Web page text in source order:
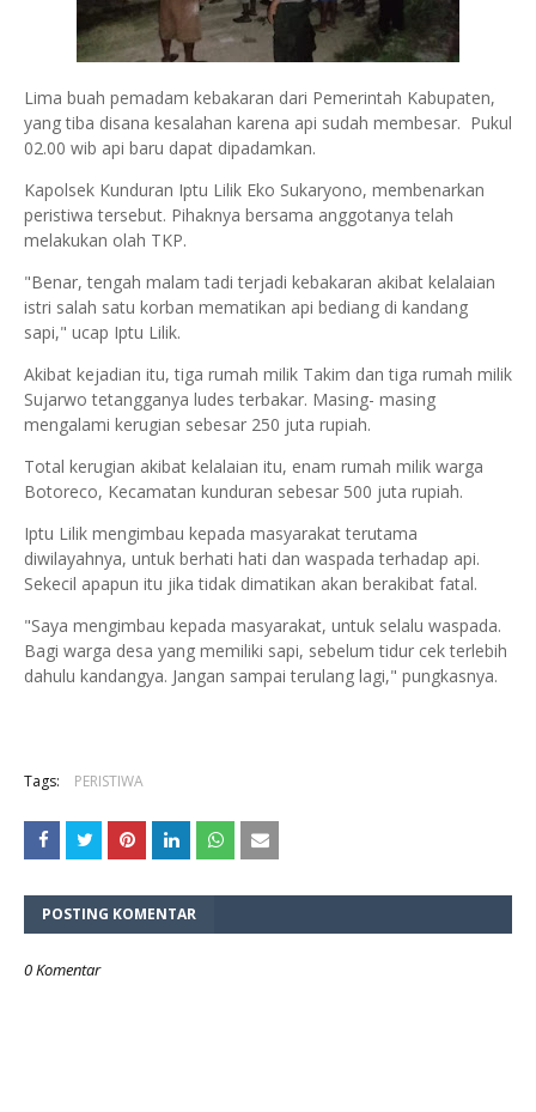
Lima buah pemadam kebakaran dari Pemerintah Kabupaten,
yang tiba disana kesalahan karena api sudah membesar. Pukul
02.00 wib api baru dapat dipadamkan.
Kapolsek Kunduran Iptu Lilik Eko Sukaryono, membenarkan
peristiwa tersebut. Pihaknya bersama anggotanya telah
melakukan olah TKP.
"Benar, tengah malam tadi terjadi kebakaran akibat kelalaian
istri salah satu korban mematikan api bediang di kandang
sapi," ucap Iptu Lilik.
Akibat kejadian itu, tiga rumah milik Takim dan tiga rumah milik
Sujarwo tetangganya ludes terbakar. Masing- masing
mengalami kerugian sebesar 250 juta rupiah.
Total kerugian akibat kelalaian itu, enam rumah milik warga
Botoreco, Kecamatan kunduran sebesar 500 juta rupiah.
Iptu Lilik mengimbau kepada masyarakat terutama
diwilayahnya, untuk berhati hati dan waspada terhadap api.
Sekecil apapun itu jika tidak dimatikan akan berakibat fatal.
"Saya mengimbau kepada masyarakat, untuk selalu waspada.
Bagi warga desa yang memiliki sapi, sebelum tidur cek terlebih
dahulu kandangya. Jangan sampai terulang lagi," pungkasnya.
Tags: PERISTIWA
POSTING KOMENTAR
0 Komentar